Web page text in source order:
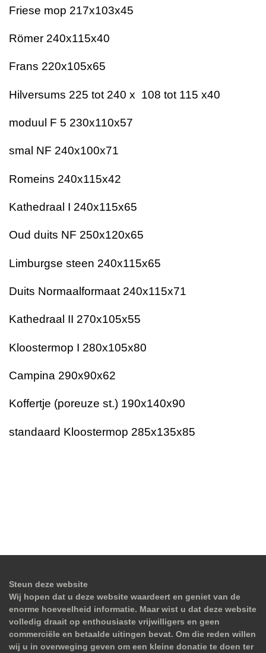
Friese mop 217x103x45
Römer 240x115x40
Frans 220x105x65
Hilversums 225 tot 240 x 108 tot 115 x40
moduul F 5 230x110x57
smal NF 240x100x71
Romeins 240x115x42
Kathedraal I 240x115x65
Oud duits NF 250x120x65
Limburgse steen 240x115x65
Duits Normaalformaat 240x115x71
Kathedraal II 270x105x55
Kloostermop I 280x105x80
Campina 290x90x62
Koffertje (poreuze st.) 190x140x90
standaard Kloostermop 285x135x85
Steun deze website
Wij hopen dat u deze website waardeert en geniet van de
enorme hoeveelheid informatie. Maar wist u dat deze website
volledig draait op enthousiaste vrijwilligers en geen
commerciële en betaalde uitingen bevat. Om die reden willen
wij u in overweging geven om een kleine donatie te doen ter